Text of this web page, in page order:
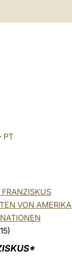
PT
FRANZISKUS
VON AMERIKA